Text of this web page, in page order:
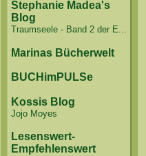
Stephanie Madea's
Blog
Traumseele - Band 2 der E...
Marinas Bücherwelt
BUCHimPULSe
Kossis Blog
Jojo Moyes
Lesenswert-
Empfehlenswert